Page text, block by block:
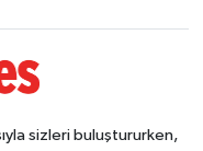
sizleri buluştururken,